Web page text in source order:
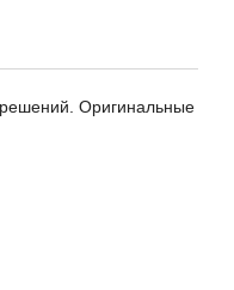
Оригинальные